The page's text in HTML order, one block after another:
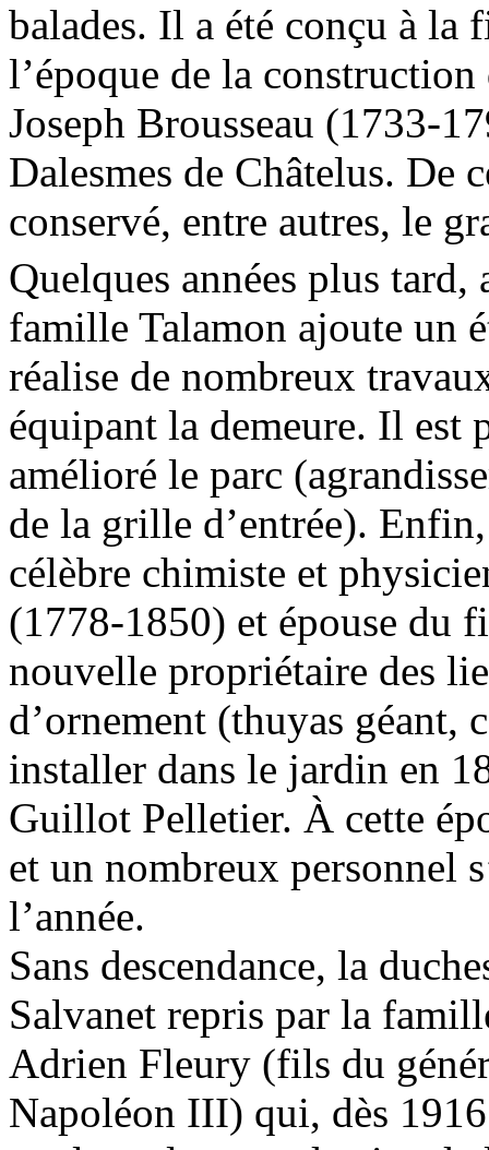
balades. Il a été conçu à
l’époque de la
Joseph Brousseau (1733-
Dalesmes de Châtelus. De
conservé, entre autres, le
Quelques années plus
famille Talamon ajoute un
réalise de nombreux
équipant la demeure. Il est
amélioré le parc
de la grille d’entrée).
célèbre chimiste et
(1778-1850) et épouse du
nouvelle propriétaire des
d’ornement (thuyas géant,
installer dans le jardin en
Guillot Pelletier. À cette
et un nombreux personnel
l’année.
Sans descendance, la
Salvanet repris par la
Adrien Fleury (fils du
Napoléon III) qui, dès